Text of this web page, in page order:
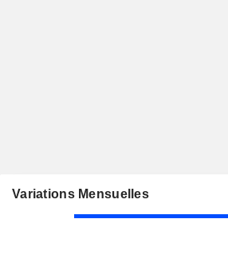
Variations Mensuelles